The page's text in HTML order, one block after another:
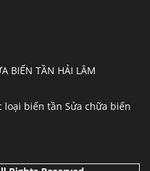
BIẾN TẦN HẢI LÂM
loại biến tần Sửa chữa biến